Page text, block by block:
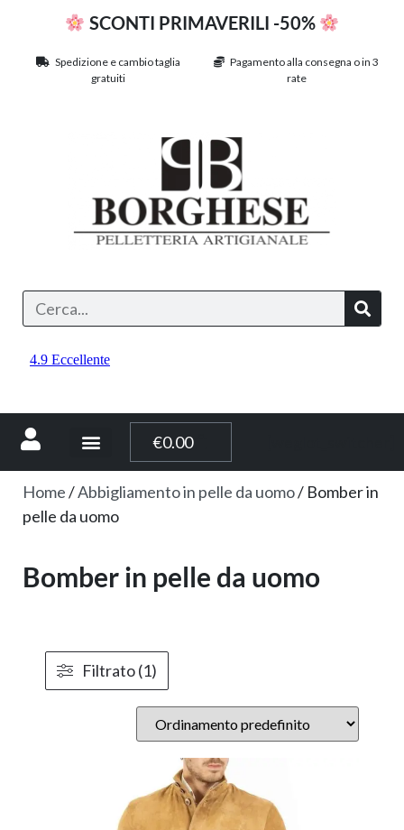
SCONTI PRIMAVERILI -50%
Spedizione e cambio taglia
gratuiti
Pagamento alla consegna o in 3
rate
€0.00
Home/Abbigliamento in pelle da uomo/ Bomber in
pelle da uomo
Bomber in pelle da uomo
Filtrato (1)